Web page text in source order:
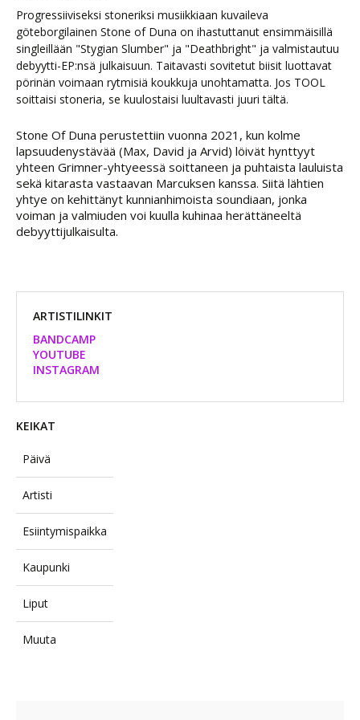
Progressiiviseksi stoneriksi musiikkiaan kuvaileva
göteborgilainen Stone of Duna on ihastuttanut ensimmäisillä
singleillään "Stygian Slumber" ja "Deathbright" ja valmistautuu
debyytti-EP:nsä julkaisuun. Taitavasti sovitetut biisit luottavat
pörinän voimaan rytmisiä koukkuja unohtamatta. Jos TOOL
soittaisi stoneria, se kuulostaisi luultavasti juuri tältä.
Stone Of Duna perustettiin vuonna 2021, kun kolme
lapsuudenystävää (Max, David ja Arvid) löivät hynttyyt
yhteen Grimner-yhtyeessä soittaneen ja puhtaista lauluista
sekä kitarasta vastaavan Marcuksen kanssa. Siitä lähtien
yhtye on kehittänyt kunnianhimoista soundiaan, jonka
voiman ja valmiuden voi kuulla kuhinaa herättäneeltä
debyyttijulkaisulta.
ARTISTILINKIT
BANDCAMP
YOUTUBE
INSTAGRAM
KEIKAT
Päivä
Artisti
Esiintymispaikka
Kaupunki
Liput
Muuta